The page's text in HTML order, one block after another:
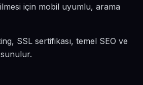
için mobil uyumlu, arama
SSL sertifikası, temel SEO ve